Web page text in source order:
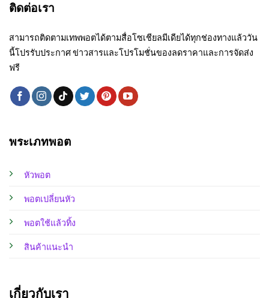
พระเภทพอต
หัวพอต
พอตเปลี่ยนหัว
พอตใช้แล้วทิ้ง
สินค้าแนะนำ
เกี่ยวกับเรา
ติดต่อเรา
สามารถติดตามเทพพอตได้ตามสื่อโซเชียลมีเดียได้ทุกช่องทางแล้ววัน
นี้โปรรับประกาศ ข่าวสารและโปรโมชั่นของลดราคาและการจัดส่ง
ฟรี